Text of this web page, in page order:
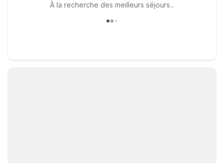
À la recherche des meilleurs séjours..